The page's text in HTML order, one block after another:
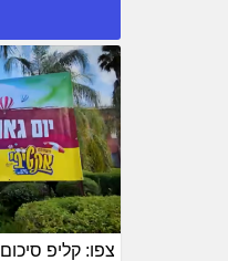
צפו: קליפ